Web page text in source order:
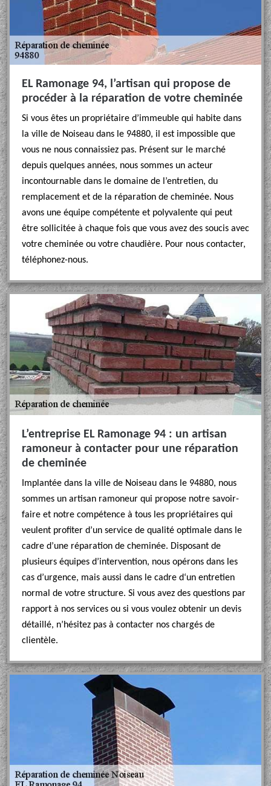
EL Ramonage 94, l’artisan qui propose de
procéder à la réparation de votre cheminée
Si vous êtes un propriétaire d’immeuble qui habite dans
la ville de Noiseau dans le 94880, il est impossible que
vous ne nous connaissiez pas. Présent sur le marché
depuis quelques années, nous sommes un acteur
incontournable dans le domaine de l’entretien, du
remplacement et de la réparation de cheminée. Nous
avons une équipe compétente et polyvalente qui peut
être sollicitée à chaque fois que vous avez des soucis avec
votre cheminée ou votre chaudière. Pour nous contacter,
téléphonez-nous.
L’entreprise EL Ramonage 94 : un artisan
ramoneur à contacter pour une réparation
de cheminée
Implantée dans la ville de Noiseau dans le 94880, nous
sommes un artisan ramoneur qui propose notre savoir-
faire et notre compétence à tous les propriétaires qui
veulent profiter d’un service de qualité optimale dans le
cadre d’une réparation de cheminée. Disposant de
plusieurs équipes d’intervention, nous opérons dans les
cas d’urgence, mais aussi dans le cadre d‘un entretien
normal de votre structure. Si vous avez des questions par
rapport à nos services ou si vous voulez obtenir un devis
détaillé, n’hésitez pas à contacter nos chargés de
clientèle.